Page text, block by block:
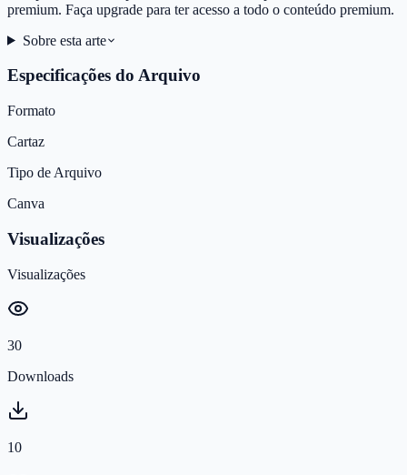
premium. Faça upgrade para ter acesso a todo o conteúdo premium.
Sobre esta arte
Especificações do Arquivo
Formato
Cartaz
Tipo de Arquivo
Canva
Visualizações
Visualizações
30
Downloads
10